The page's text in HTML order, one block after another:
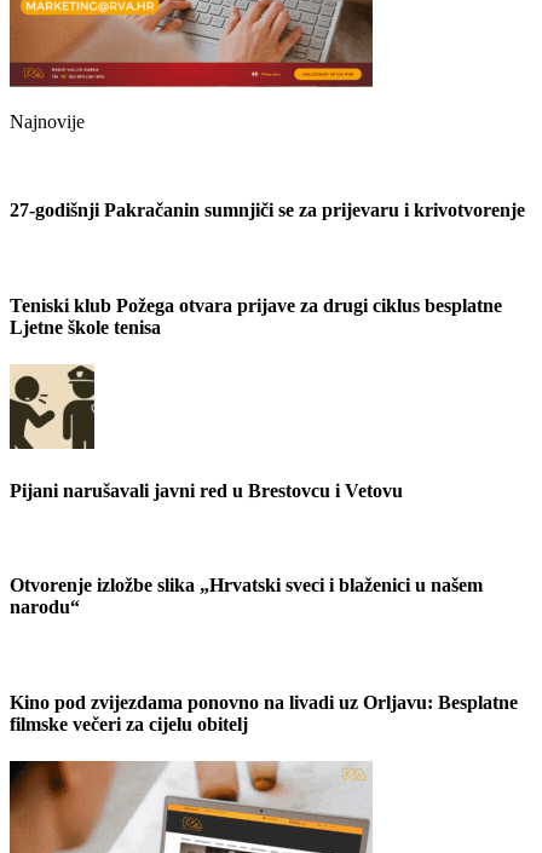
Najnovije
27-godišnji Pakračanin sumnjiči se za prijevaru i krivotvorenje
Teniski klub Požega otvara prijave za drugi ciklus besplatne
Ljetne škole tenisa
Pijani narušavali javni red u Brestovcu i Vetovu
Otvorenje izložbe slika „Hrvatski sveci i blaženici u našem
narodu“
Kino pod zvijezdama ponovno na livadi uz Orljavu: Besplatne
filmske večeri za cijelu obitelj